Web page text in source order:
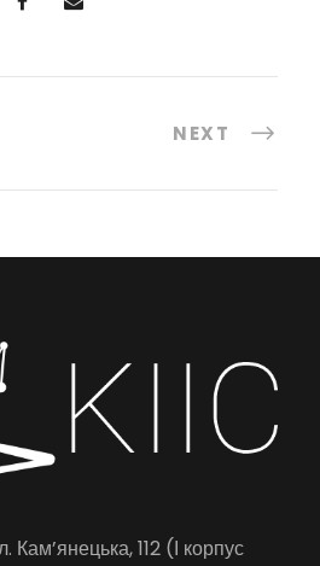
NEXT
112 (І корпус